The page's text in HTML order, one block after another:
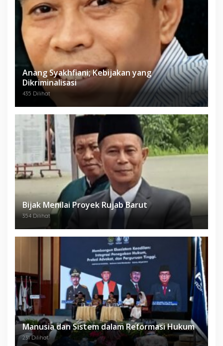
Anang Syakhfiani; Kebijakan yang
Dikriminalisasi
435 Dilihat
Bijak Menilai Proyek Rujab Barut
354 Dilihat
Manusia dan Sistem dalam Reformasi Hukum
231 Dilihat